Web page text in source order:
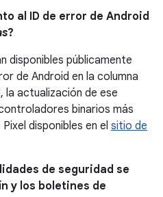
al ID de error de Android
?
disponibles públicamente
de Android en la columna
la actualización de ese
binarios más
disponibles en el sitio de
de seguridad se
y los boletines de